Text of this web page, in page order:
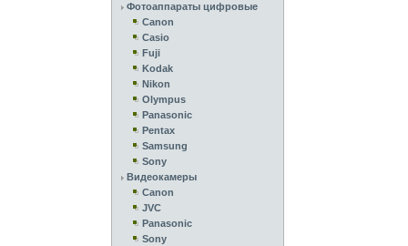
Фотоаппараты цифровые
Canon
Casio
Fuji
Kodak
Nikon
Olympus
Panasonic
Pentax
Samsung
Sony
Видеокамеры
Canon
JVC
Panasonic
Sony